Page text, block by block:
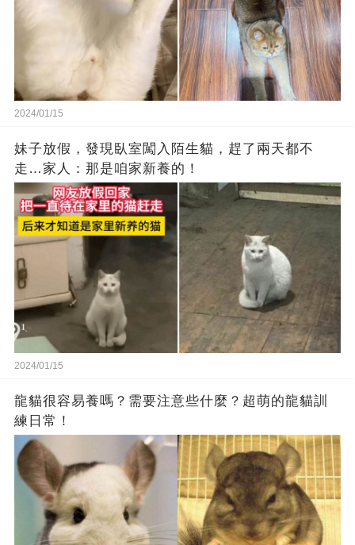
2024/01/15
妹子放假，發現臥室闖入陌生貓，趕了兩天都不
走…家人：那是咱家新養的！
2024/01/15
龍貓很容易養嗎？需要注意些什麼？超萌的龍貓訓
練日常！